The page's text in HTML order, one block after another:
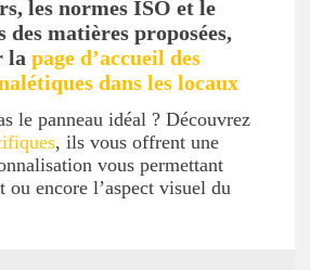
les normes ISO et le
matières proposées,
la page d’accueil des
dans les locaux
le panneau idéal ? Découvrez
, ils vous offrent une
vous permettant
ou encore l’aspect visuel du